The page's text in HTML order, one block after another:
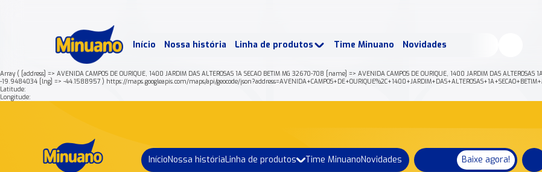
Início Nossa história Linha de produtos Time Minuano Novidades
Array ( [address] => AVENIDA CAMPOS DE OURIQUE, 1400 JARDIM DAS ALTEROSAS 1A SECAO BETIM MG 32670-708 [name] => AVENIDA CAMPOS DE OURIQUE, 1400 JARDIM DAS ALTEROSAS
-19.9484034 [lng] => -44.1588957 ) https://maps.googleapis.com/maps/api/geocode/
Latitude:
Longitude:
InícioNossa históriaLinha de produtos Time MinuanoNovidades Baixe agora!